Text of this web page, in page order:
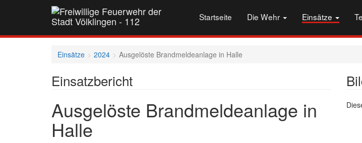
Startseite Die Wehr Einsätze
Einsätze 2024 Ausgelöste Brandmeldeanlage in Halle
Einsatzbericht
Ausgelöste Brandmeldeanlage in
Halle